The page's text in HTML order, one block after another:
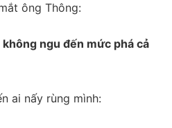
ông Thông:
ngu đến mức phá cả
ai nấy rùng mình: